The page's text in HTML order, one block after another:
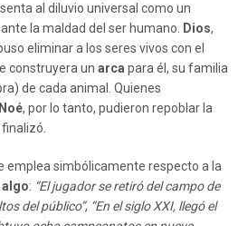
al diluvio universal como un
ante la maldad del ser humano. Dios,
eliminar a los seres vivos con el
construyera un arca para él, su familia
de cada animal. Quienes
, por lo tanto, pudieron repoblar la
emplea simbólicamente respecto a la
algo: “El jugador se retiró del campo de
del público”, “En el siglo XXI, llegó el